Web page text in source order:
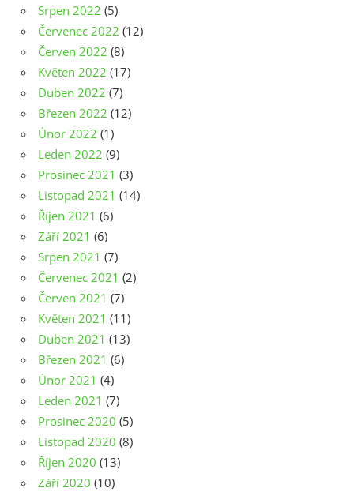
Srpen 2022 (5)
Červenec 2022 (12)
Červen 2022 (8)
Květen 2022 (17)
Duben 2022 (7)
Březen 2022 (12)
Únor 2022 (1)
Leden 2022 (9)
Prosinec 2021 (3)
Listopad 2021 (14)
Říjen 2021 (6)
Září 2021 (6)
Srpen 2021 (7)
Červenec 2021 (2)
Červen 2021 (7)
Květen 2021 (11)
Duben 2021 (13)
Březen 2021 (6)
Únor 2021 (4)
Leden 2021 (7)
Prosinec 2020 (5)
Listopad 2020 (8)
Říjen 2020 (13)
Září 2020 (10)